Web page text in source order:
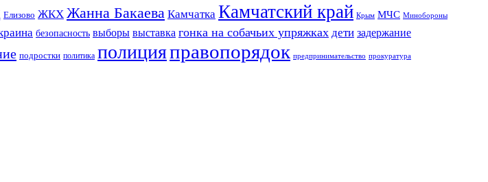
Елизово ЖКХ Жанна Бакаева Камчатка Камчатский край Крым МЧС Минобороны
безопасность выборы выставка гонка на собачьих упряжках дети задержание
подростки политика полицияправопорядок предпринимательство прокуратура
КРАЯ.